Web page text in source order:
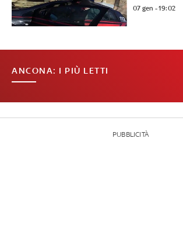
07 gen - 19:02
ANCONA: I PIÙ LETTI
PUBBLICITÀ